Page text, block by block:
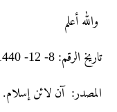
والله أعلم
تاريخ الرقم: 8- 12- 1440ھ 10- 8- 2019م السبت
المصدر: آن لائن إسلام.